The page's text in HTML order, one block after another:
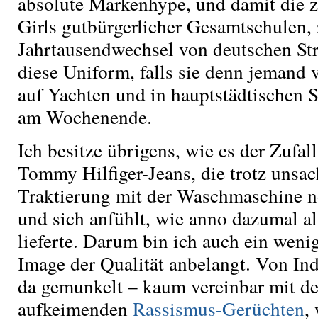
Girls gutbürgerlicher
Jahrtausendwechsel von deutschen
diese Uniform, falls sie denn jemand
auf Yachten und in hauptstädtischen
am Wochenende.
Ich besitze übrigens, wie es der
Tommy Hilfiger-Jeans, die trotz
Traktierung mit der Waschmaschine
und sich anfühlt, wie anno dazumal
lieferte. Darum bin ich auch ein
Image der Qualität anbelangt. Von
da gemunkelt – kaum vereinbar mit
aufkeimenden Rassismus-Gerüchten,